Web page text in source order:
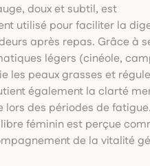
doux et subtil, est
utilisé pour faciliter la
après repas. Grâce à
légers (cinéole,
les peaux grasses et
également la clarté
lors des périodes de
féminin est perçue
de la vitalité